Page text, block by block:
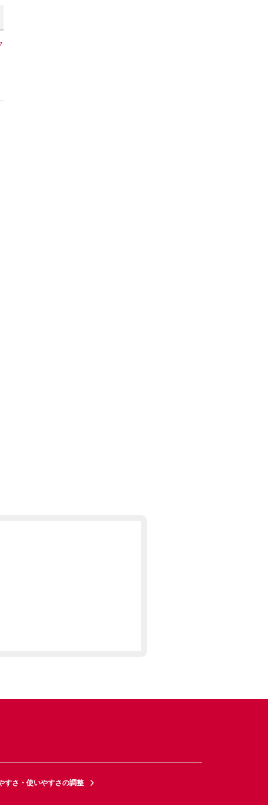
すさ・使いやすさの調整